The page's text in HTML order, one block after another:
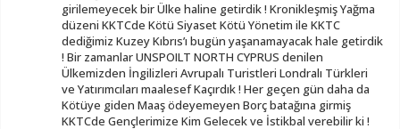
girilemeyecek bir Ülke haline getirdik ! Kronikleşmiş Yağma
düzeni KKTCde Kötü Siyaset Kötü Yönetim ile KKTC
dediğimiz Kuzey Kıbrıs’ı bugün yaşanamayacak hale getirdik
! Bir zamanlar UNSPOILT NORTH CYPRUS denilen
Ülkemizden İngilizleri Avrupalı Turistleri Londralı Türkleri
ve Yatırımcıları maalesef Kaçırdık ! Her geçen gün daha da
Kötüye giden Maaş ödeyemeyen Borç batağına girmiş
KKTCde Gençlerimize Kim Gelecek ve İstikbal verebilir ki !